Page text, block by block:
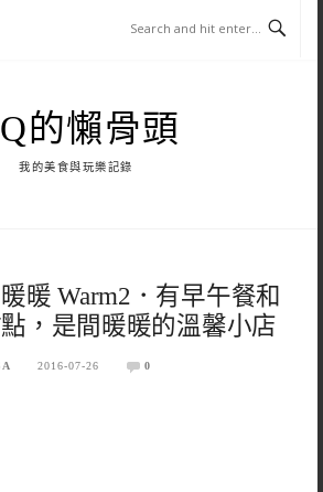
的懶骨頭
我的美食與玩樂記錄
暖 Warm2．有早午餐和
，是間暖暖的溫馨小店
2016-07-26 0